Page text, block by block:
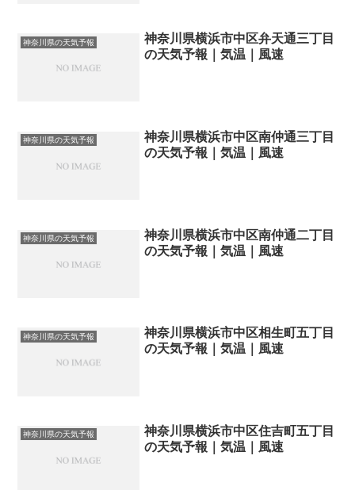
神奈川県の天気予報
神奈川県横浜市中区弁天通三丁目
の天気予報｜気温｜風速
神奈川県の天気予報
神奈川県横浜市中区南仲通三丁目
の天気予報｜気温｜風速
神奈川県の天気予報
神奈川県横浜市中区南仲通二丁目
の天気予報｜気温｜風速
神奈川県の天気予報
神奈川県横浜市中区相生町五丁目
の天気予報｜気温｜風速
神奈川県の天気予報
神奈川県横浜市中区住吉町五丁目
の天気予報｜気温｜風速